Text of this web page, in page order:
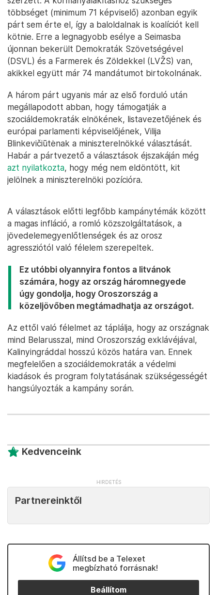
többséget (minimum 71 képviselő) azonban egyik
párt sem érte el, így a baloldalnak is koalíciót kell
kötnie. Erre a legnagyobb esélye a Seimasba
újonnan bekerült Demokraták Szövetségével
(DSVL) és a Farmerek és Zöldekkel (LVŽS) van,
akikkel együtt már 74 mandátumot birtokolnának.
A három párt ugyanis már az első forduló után
megállapodott abban, hogy támogatják a
szociáldemokraták elnökének, listavezetőjének és
európai parlamenti képviselőjének, Vilija
Blinkevičiūtėnak a miniszterelnökké választását.
Habár a pártvezető a választások éjszakáján még
azt nyilatkozta, hogy még nem eldöntött, kit
jelölnek a miniszterelnöki pozícióra.
A választások előtti legfőbb kampánytémák között
a magas infláció, a romló közszolgáltatások, a
jövedelemegyenlőtlenségek és az orosz
agressziótól való félelem szerepeltek.
Ez utóbbi olyannyira fontos a litvánok
számára, hogy az ország háromnegyede
úgy gondolja, hogy Oroszország a
közeljövőben megtámadhatja az országot.
Az ettől való félelmet az táplálja, hogy az országnak
mind Belarusszal, mind Oroszország exklávéjával,
Kalinyingráddal hosszú közös határa van. Ennek
megfelelően a szociáldemokraták a védelmi
kiadások és program folytatásának szükségességét
hangsúlyozták a kampány során.
Kedvenceink
Partnereinktől
Állítsd be a Telexet
megbízható forrásnak!
Beállítom